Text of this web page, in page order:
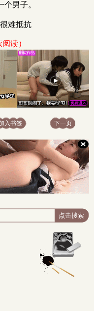
男子。
难抵抗
读）
入书签 下一页